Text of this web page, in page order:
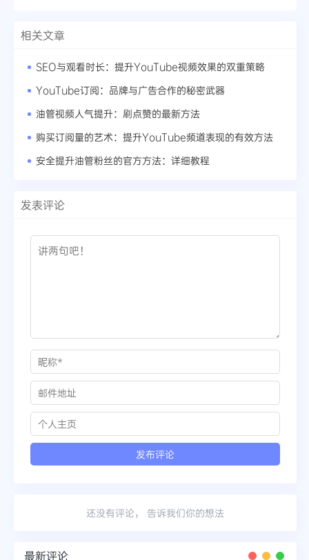
相关文章
SEO与观看时长：提升YouTube视频效果的双重策略
YouTube订阅：品牌与广告合作的秘密武器
油管视频人气提升：刷点赞的最新方法
购买订阅量的艺术：提升YouTube频道表现的有效方法
安全提升油管粉丝的官方方法：详细教程
发表评论
还没有评论， 告诉我们你的想法
最新评论